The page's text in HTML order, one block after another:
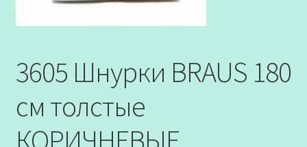
3605 Шнурки BRAUS 180
см толстые